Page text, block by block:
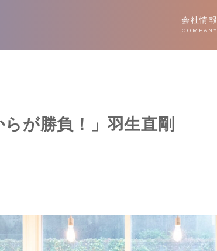
会社情報
COMPANY
らが勝負！」羽生直剛